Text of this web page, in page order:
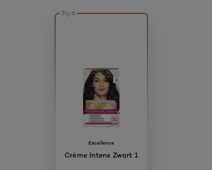
Try It
Excellence
Crème Intens Zwart 1